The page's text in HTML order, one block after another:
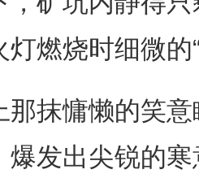
燃烧时细微的
慵懒的笑意
爆发出尖锐的